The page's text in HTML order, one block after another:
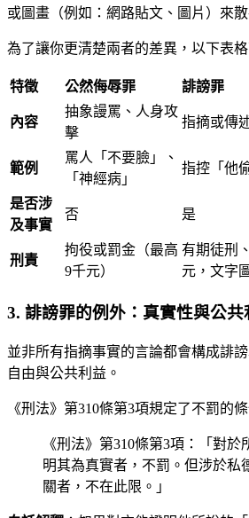
或圖畫（例如：網路貼文、圖片）來
為了讓你更清楚兩者的差異，以下表格
特徵 公然侮辱罪 誹謗罪
內容
抽象謾罵、人身攻
擊
指摘或傳
範例
罵人「不要臉」、
「神經病」
指控「他
是否涉
及事實
否 是
刑責
拘役或罰金（最高
9千元）
有期徒刑
元，文字
3. 誹謗罪的例外：真實性與公共
並非所有指摘事實的言論都會構成誹
自由與公共利益。
《刑法》第310條第3項規定了不罰的條
《刑法》第310條第3項：「對
明其為真實者，不罰。但涉於私
關者，不在此限。」